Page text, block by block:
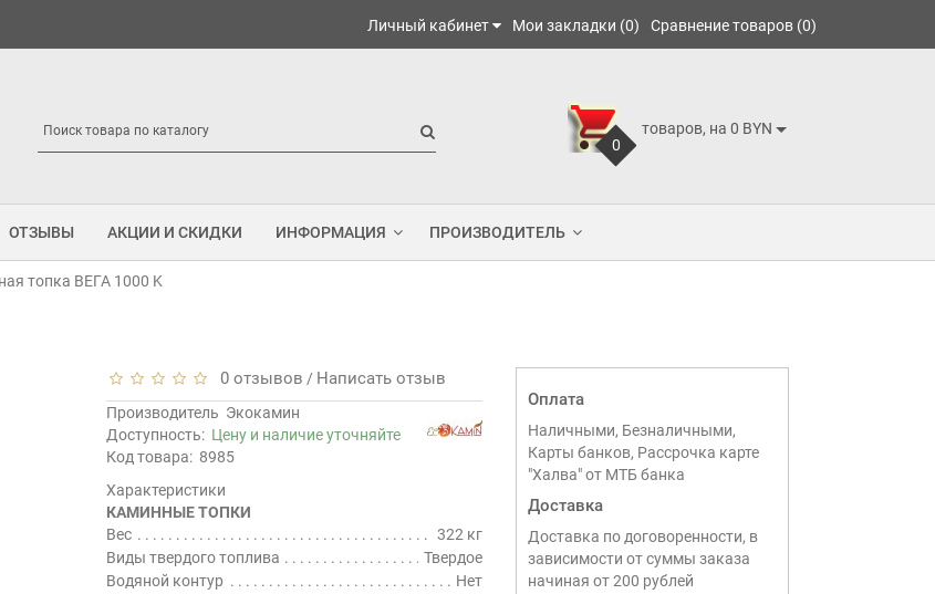
Личный кабинет Мои закладки (0) Сравнение товаров (0)
0
товаров, на 0 BYN
ОТЗЫВЫ АКЦИИ И СКИДКИ ИНФОРМАЦИЯ ПРОИЗВОДИТЕЛЬ
топка ВЕГА 1000 K
0 отзывов / Написать отзыв
Производитель Экокамин
Доступность: Цену и наличие уточняйте
Код товара: 8985
Характеристики
КАМИННЫЕ ТОПКИ
Вес
322 кг
Виды твердого топлива
Твердое
Водяной контур
Нет
Оплата
Наличными, Безналичными,
Карты банков, Рассрочка карте
"Халва" от МТБ банка
Доставка
Доставка по договоренности, в
зависимости от суммы заказа
начиная от 200 рублей